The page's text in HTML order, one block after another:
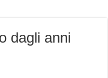
dagli anni